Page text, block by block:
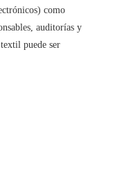
como
auditorías y
puede ser